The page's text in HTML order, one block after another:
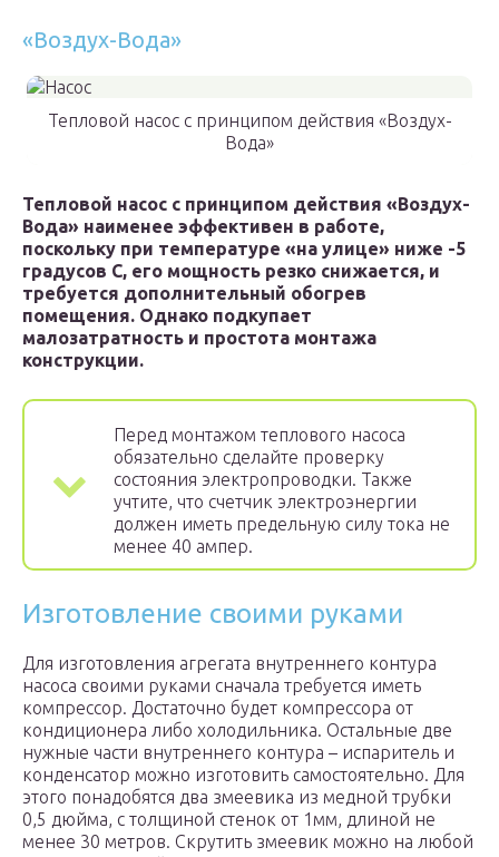
«Воздух-Вода»
Тепловой насос с принципом действия «Воздух-
Вода»
Тепловой насос с принципом действия «Воздух-
Вода» наименее эффективен в работе,
поскольку при температуре «на улице» ниже -5
градусов С, его мощность резко снижается, и
требуется дополнительный обогрев
помещения. Однако подкупает
малозатратность и простота монтажа
конструкции.
Перед монтажом теплового насоса
обязательно сделайте проверку
состояния электропроводки. Также
учтите, что счетчик электроэнергии
должен иметь предельную силу тока не
менее 40 ампер.
Изготовление своими руками
Для изготовления агрегата внутреннего контура
насоса своими руками сначала требуется иметь
компрессор. Достаточно будет компрессора от
кондиционера либо холодильника. Остальные две
нужные части внутреннего контура – испаритель и
конденсатор можно изготовить самостоятельно. Для
этого понадобятся два змеевика из медной трубки
0,5 дюйма, с толщиной стенок от 1мм, длиной не
менее 30 метров. Скрутить змеевик можно на любой